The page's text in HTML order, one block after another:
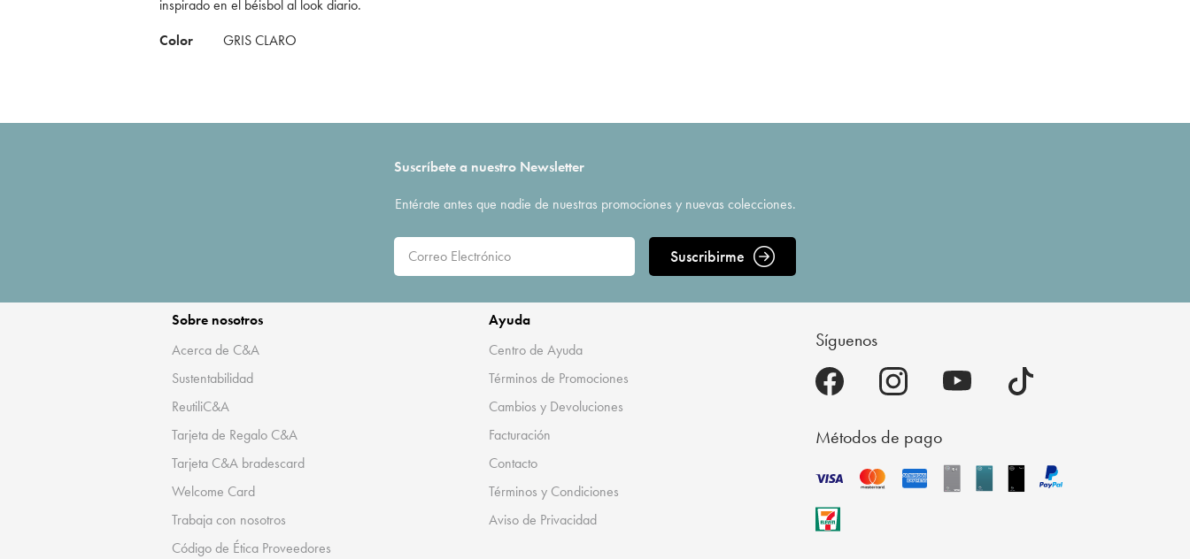
inspirado en el béisbol al look diario.
Color
GRIS CLARO
Suscríbete a nuestro Newsletter
Entérate antes que nadie de nuestras promociones y nuevas colecciones.
Suscribirme
Sobre nosotros
Acerca de C&A
Sustentabilidad
ReutiliC&A
Tarjeta de Regalo C&A
Tarjeta C&A bradescard
Welcome Card
Trabaja con nosotros
Código de Ética Proveedores
Ayuda
Centro de Ayuda
Términos de Promociones
Cambios y Devoluciones
Facturación
Contacto
Términos y Condiciones
Aviso de Privacidad
Síguenos
Métodos de pago